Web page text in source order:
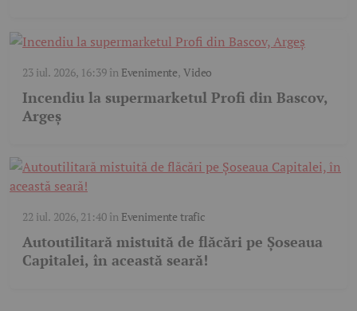
23 iul. 2026, 16:39în Evenimente,Video
Incendiu la supermarketul Profi din Bascov,
Argeș
22 iul. 2026, 21:40în Evenimente trafic
Autoutilitară mistuită de flăcări pe Șoseaua
Capitalei, în această seară!